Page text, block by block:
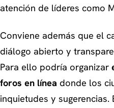
atención de líderes como
Conviene además que el
diálogo abierto y
Para ello podría organizar
foros en línea donde los
inquietudes y sugerencias.